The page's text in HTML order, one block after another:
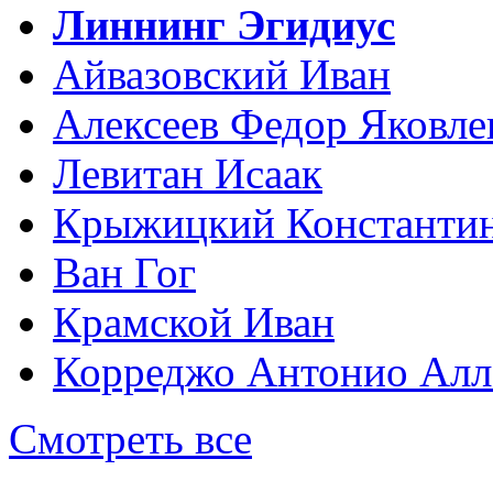
Линнинг Эгидиус
Айвазовский Иван
Алексеев Федор
Левитан Исаак
Крыжицкий
Ван Гог
Крамской Иван
Корреджо Антонио
Смотреть все